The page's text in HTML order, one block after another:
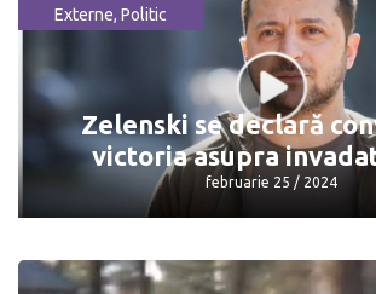
Președintele Cehiei a fost
într-un accident
mai 24 / 2024
Externe, Politic
Zelenski se declară
victoria asupra
februarie 25 / 2024